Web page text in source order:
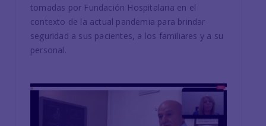
tomadas por Fundación Hospitalaria en el
contexto de la actual pandemia para brindar
seguridad a sus pacientes, a los familiares y a su
personal.